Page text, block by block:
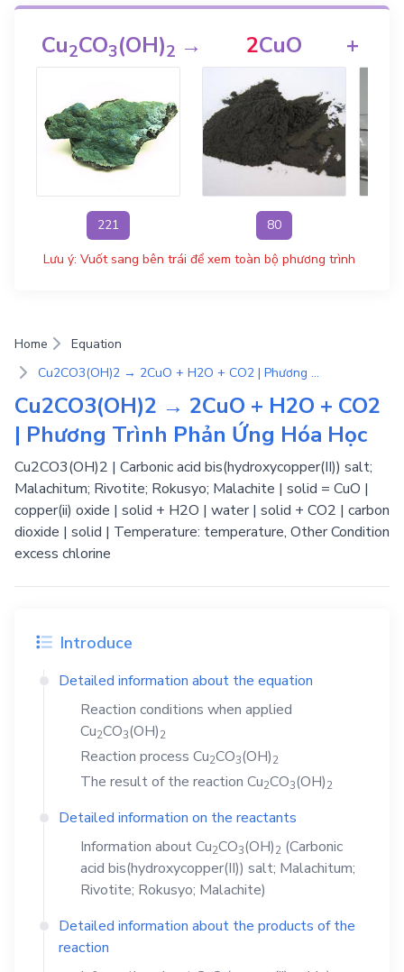
Cu2CO3(OH)2
221
→ 2CuO
80
+
Lưu ý: Vuốt sang bên trái để xem toàn bộ phương trình
Home
Equation
Cu2CO3(OH)2 → 2CuO + H2O + CO2 | Phương Trình Phản Ứng Hóa Học
Cu2CO3(OH)2 → 2CuO + H2O + CO2
| Phương Trình Phản Ứng Hóa Học
Cu2CO3(OH)2 | Carbonic acid bis(hydroxycopper(II)) salt;
Malachitum; Rivotite; Rokusyo; Malachite | solid = CuO |
copper(ii) oxide | solid + H2O | water | solid + CO2 | carbon
dioxide | solid | Temperature: temperature, Other Condition
excess chlorine
Introduce
Detailed information about the equation
Reaction conditions when applied
Cu2CO3(OH)2
Reaction process Cu2CO3(OH)2
The result of the reaction Cu2CO3(OH)2
Detailed information on the reactants
Information aboutCu2CO3(OH)2 (Carbonic
acid bis(hydroxycopper(II)) salt; Malachitum;
Rivotite; Rokusyo; Malachite)
Detailed information about the products of the
reaction